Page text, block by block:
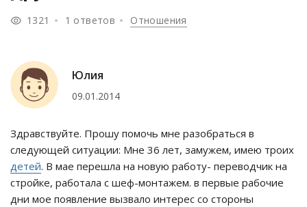
1321 1 ответов Отношения
Юлия
09.01.2014
Здравствуйте. Прошу помочь мне разобраться в
следующей ситуации: Мне 36 лет, замужем, имею троих
детей. В мае перешла на новую работу- переводчик на
стройке, работала с шеф-монтажем. в первые рабочие
дни мое появление вызвало интерес со стороны